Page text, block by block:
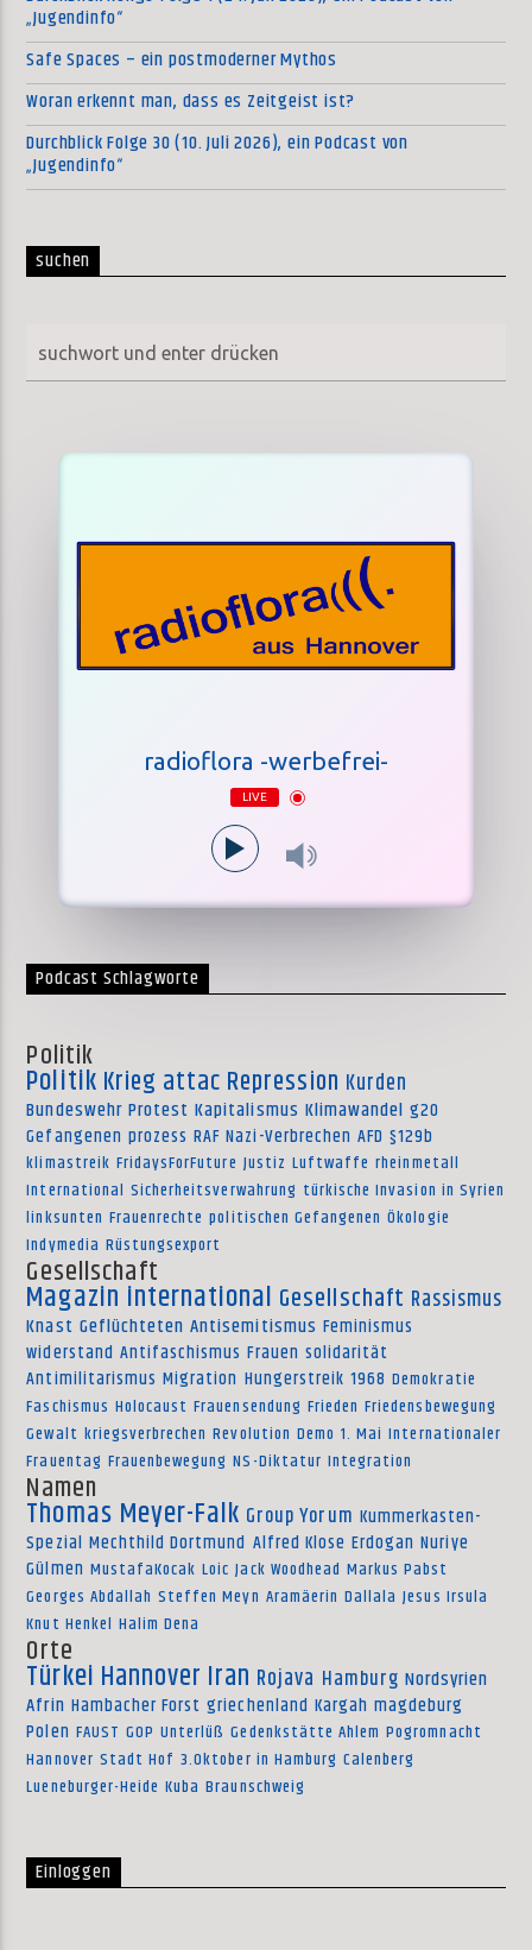
„Jugendinfo“
Safe Spaces – ein postmoderner Mythos
Woran erkennt man, dass es Zeitgeist ist?
Durchblick Folge 30 (10. Juli 2026), ein Podcast von
„Jugendinfo“
suchen
radioflora -werbefrei-
LIVE
Podcast Schlagworte
Politik
Politik Krieg attac Repression Kurden
Bundeswehr Protest Kapitalismus Klimawandel g20
Gefangenen prozess RAF Nazi-Verbrechen AFD §129b
klimastreik FridaysForFuture Justiz Luftwaffe rheinmetall
International Sicherheitsverwahrung türkische Invasion in Syrien
linksunten Frauenrechte politischen Gefangenen Ökologie
Indymedia Rüstungsexport
Gesellschaft
Magazin international Gesellschaft Rassismus
Knast Geflüchteten Antisemitismus Feminismus
widerstand Antifaschismus Frauen solidarität
Antimilitarismus Migration Hungerstreik 1968 Demokratie
Faschismus Holocaust Frauensendung Frieden Friedensbewegung
Gewalt kriegsverbrechen Revolution Demo 1. Mai Internationaler
Frauentag Frauenbewegung NS-Diktatur Integration
Namen
Thomas Meyer-Falk Group Yorum Kummerkasten-
Spezial Mechthild Dortmund Alfred Klose Erdogan Nuriye
Gülmen MustafaKocak Loic Jack Woodhead Markus Pabst
Georges Abdallah Steffen Meyn Aramäerin Dallala Jesus Irsula
Knut Henkel Halim Dena
Orte
Türkei Hannover Iran Rojava Hamburg Nordsyrien
Afrin Hambacher Forst griechenland Kargah magdeburg
Polen FAUST GOP Unterlüß Gedenkstätte Ahlem Pogromnacht
Hannover Stadt Hof 3.Oktober in Hamburg Calenberg
Lueneburger-Heide Kuba Braunschweig
Einloggen